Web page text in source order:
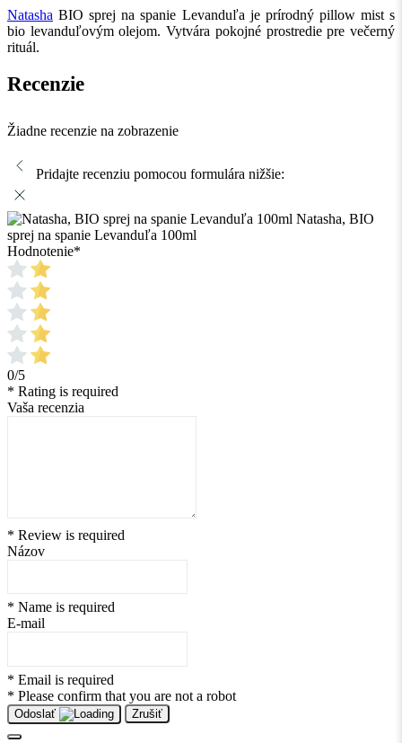
Natasha BIO sprej na spanie Levanduľa je prírodný pillow mist s
bio levanduľovým olejom. Vytvára pokojné prostredie pre večerný
rituál.
Recenzie
Žiadne recenzie na zobrazenie
Pridajte recenziu pomocou formulára nižšie:
Natasha, BIO
sprej na spanie Levanduľa 100ml
Hodnotenie*
0/5
* Rating is required
Vaša recenzia
* Review is required
Názov
* Name is required
E-mail
* Email is required
* Please confirm that you are not a robot
Odoslať Zrušiť